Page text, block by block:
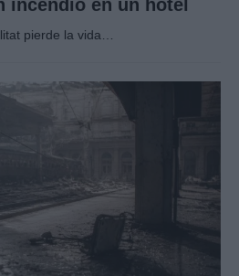
incendio en un hotel
pierde la vida…